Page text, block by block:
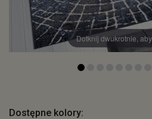
Dotknij dwukrotnie,
Dostępne kolory: